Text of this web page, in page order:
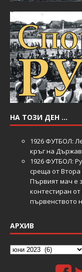
НА ТОЗИ ДЕН …
1926 ФУТБОЛ:
кръг на
1926 ФУТБОЛ:
среща от
Първият мач е
контестиран
първенството
АРХИВ